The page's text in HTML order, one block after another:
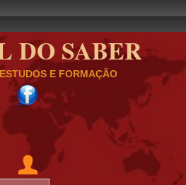
DO SABER
E FORMAÇÃO